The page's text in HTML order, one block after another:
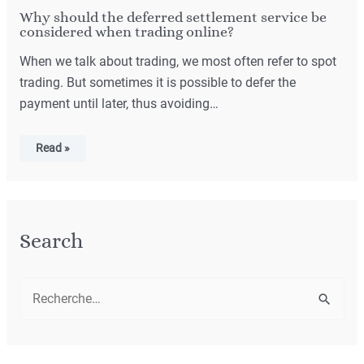
Why should the deferred settlement service be
considered when trading online?
When we talk about trading, we most often refer to spot
trading. But sometimes it is possible to defer the
payment until later, thus avoiding…
Read »
Search